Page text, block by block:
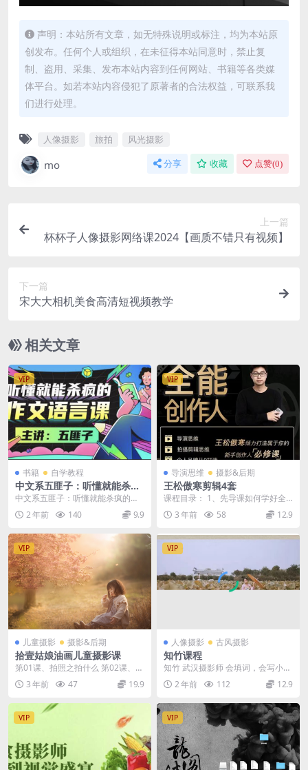
声明：本站所有文章，如无特殊说明或标注，均为本站原
创发布。任何个人或组织，在未征得本站同意时，禁止复
制、盗用、采集、发布本站内容到任何网站、书籍等各类媒
体平台。如若本站内容侵犯了原著者的合法权益，可联系我
们进行处理。
人像摄影 旅拍 风光摄影
mo 分享 收藏 点赞(0)
上一篇
杯杯子人像摄影网络课2024【画质不错只有视频】
下一篇
宋大大相机美食高清短视频教学
相关文章
VIP
书籍 自学教程
中文系五匪子：听懂就能杀疯
的作文语言课
中文系五匪子：听懂就能杀疯的作
文语言课 126.3万 已完结 · 共20课
时 长...
2 年前 140 9.9
VIP
导演思维 摄影&后期
王松傲寒剪辑4套
课程目录： 1、先导课如何学好全
能创作人_[先导课]你想成为全能创
作人吗？ 2、...
3 年前 58 12.9
VIP
儿童摄影 摄影&后期
拾壹姑娘油画儿童摄影课
第01课、拍照之拍什么 第02课、相
机是拍照的东西 第03课、油画风儿
童摄影构图...
3 年前 47 19.9
VIP
人像摄影 古风摄影
知竹课程
知竹 武汉摄影师 会填词，会写小
说，爱古典文学 ……
2 年前 112 12.9
VIP VIP